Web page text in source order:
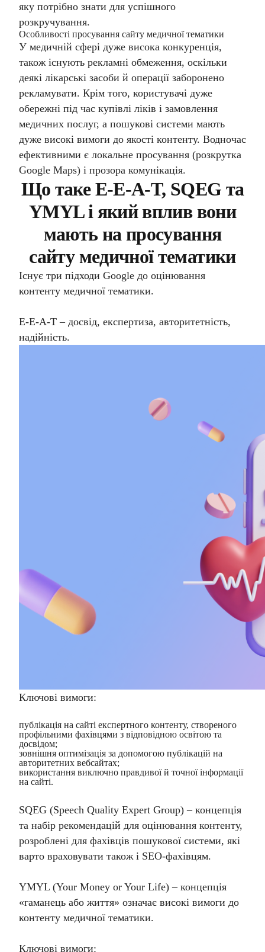
яку потрібно знати для успішного
розкручування.
Особливості просування сайту медичної тематики
У медичній сфері дуже висока конкуренція,
також існують рекламні обмеження, оскільки
деякі лікарські засоби й операції заборонено
рекламувати. Крім того, користувачі дуже
обережні під час купівлі ліків і замовлення
медичних послуг, а пошукові системи мають
дуже високі вимоги до якості контенту. Водночас
ефективними є локальне просування (розкрутка
Google Maps) і прозора комунікація.
Що таке E-E-A-T, SQEG та
YMYL і який вплив вони
мають на просування
сайту медичної тематики
Існує три підходи Google до оцінювання
контенту медичної тематики.
E-E-A-T – досвід, експертиза, авторитетність,
надійність.
Ключові вимоги:
публікація на сайті експертного контенту, створеного
профільними фахівцями з відповідною освітою та
досвідом;
зовнішня оптимізація за допомогою публікацій на
авторитетних вебсайтах;
використання виключно правдивої й точної інформації
на сайті.
SQEG (Speech Quality Expert Group) – концепція
та набір рекомендацій для оцінювання контенту,
розроблені для фахівців пошукової системи, які
варто враховувати також і SEO-фахівцям.
YMYL (Your Money or Your Life) – концепція
«гаманець або життя» означає високі вимоги до
контенту медичної тематики.
Ключові вимоги: